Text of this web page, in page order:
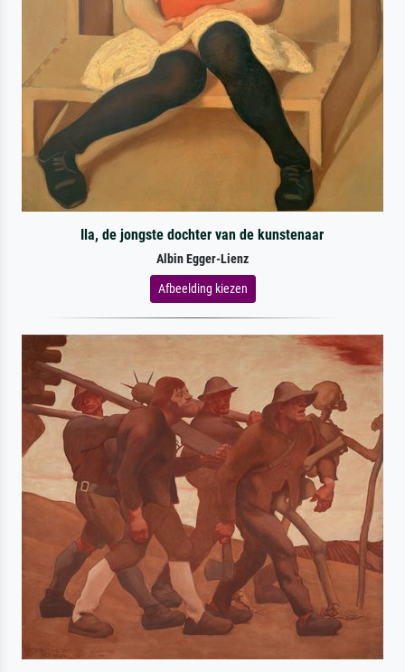
Ila, de jongste dochter van de kunstenaar
Albin Egger-Lienz
Afbeelding kiezen